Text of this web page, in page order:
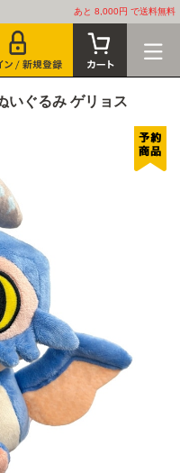
あと 8,000円 で送料無料
いぐるみ ゲリョス